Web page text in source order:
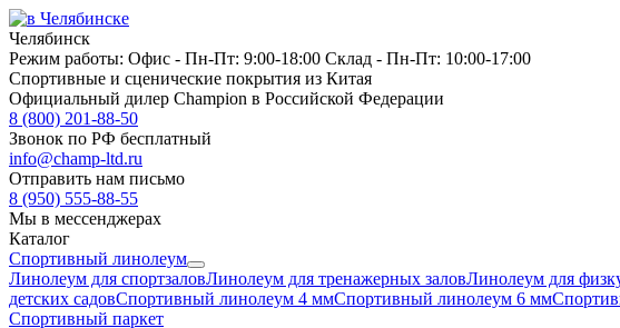
Челябинск
Режим работы: Офис - Пн-Пт: 9:00-18:00 Склад - Пн-Пт: 10:00-17:00
Спортивные и сценические покрытия из Китая
Официальный дилер Champion в Российской Федерации
8 (800) 201-88-50
Звонок по РФ бесплатный
info@champ-ltd.ru
Отправить нам письмо
8 (950) 555-88-55
Мы в мессенджерах
Каталог
Спортивный линолеум
Линолеум для спортзаловЛинолеум для тренажерных заловЛинолеум для
детских садовСпортивный линолеум 4 ммСпортивный линолеум 6 мм
Спортивный паркет